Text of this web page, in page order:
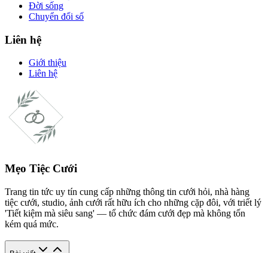
Đời sống
Chuyển đổi số
Liên hệ
Giới thiệu
Liên hệ
Mẹo Tiệc Cưới
Trang tin tức uy tín cung cấp những thông tin cưới hỏi, nhà hàng
tiệc cưới, studio, ảnh cưới rất hữu ích cho những cặp đôi, với triết lý
'Tiết kiệm mà siêu sang' — tổ chức đám cưới đẹp mà không tốn
kém quá mức.